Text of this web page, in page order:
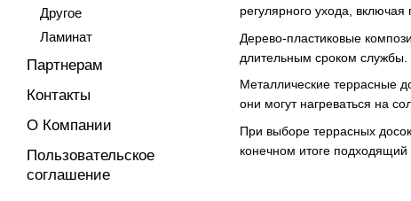
регулярного ухода,
Дерево-пластиковые
длительным сроком
Металлические террасные
они могут нагреваться на
При выборе террасных
конечном итоге подходящий
Другое
Ламинат
Партнерам
Контакты
О Компании
Пользовательское
соглашение